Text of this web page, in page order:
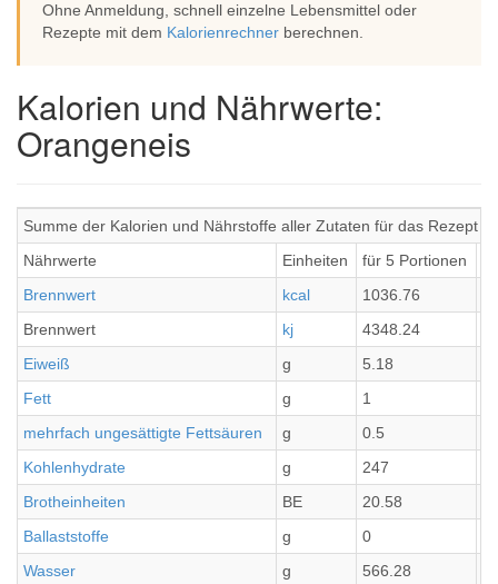
Ohne Anmeldung, schnell einzelne Lebensmittel oder
Rezepte mit dem Kalorienrechner berechnen.
Kalorien und Nährwerte:
Orangeneis
Summe der Kalorien und Nährstoffe aller Zutaten für das Rezept
Nährwerte
Einheiten für 5 Portionen
Brennwert
kcal 1036.76
Brennwert
kj 4348.24
Eiweiß
g 5.18
Fett
g 1
mehrfach ungesättigte Fettsäuren
g 0.5
Kohlenhydrate
g 247
Brotheinheiten
BE 20.58
Ballaststoffe
g 0
Wasser
g 566.28